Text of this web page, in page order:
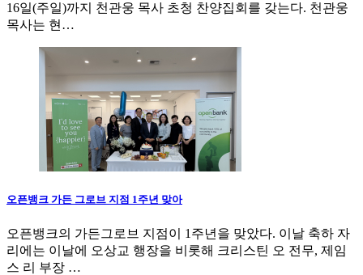
16일(주일)까지 천관웅 목사 초청 찬양집회를 갖는다. 천관웅
목사는 현…
오픈뱅크 가든 그로브 지점 1주년 맞아
오픈뱅크의 가든그로브 지점이 1주년을 맞았다. 이날 축하 자
리에는 이날에 오상교 행장을 비롯해 크리스틴 오 전무, 제임
스 리 부장 …